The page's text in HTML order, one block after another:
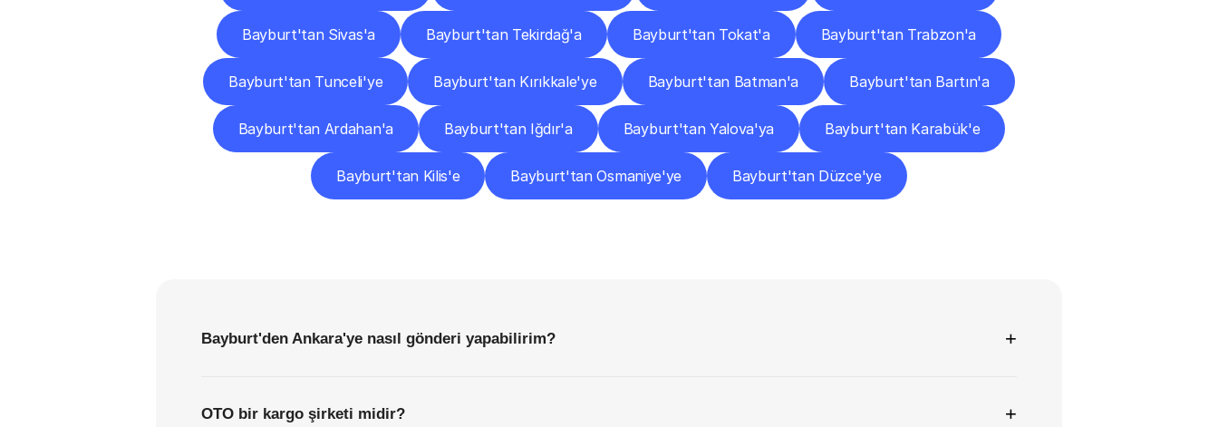
Bayburt'tan Sivas'a Bayburt'tan Tekirdağ'a Bayburt'tan Tokat'a Bayburt'tan Trabzon'a
Bayburt'tan Tunceli'ye Bayburt'tan Kırıkkale'ye Bayburt'tan Batman'a Bayburt'tan Bartın'a
Bayburt'tan Ardahan'a Bayburt'tan Iğdır'a Bayburt'tan Yalova'ya Bayburt'tan Karabük'e
Bayburt'tan Kilis'e Bayburt'tan Osmaniye'ye Bayburt'tan Düzce'ye
Bayburt'den Ankara'ye nasıl gönderi yapabilirim? +
OTO bir kargo şirketi midir? +